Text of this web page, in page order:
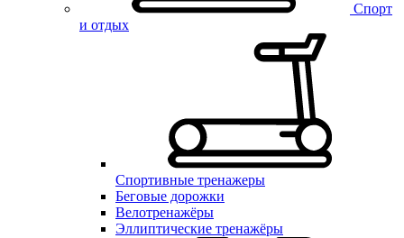
Спорт
и отдых
Спортивные тренажеры
Беговые дорожки
Велотренажёры
Эллиптические тренажёры